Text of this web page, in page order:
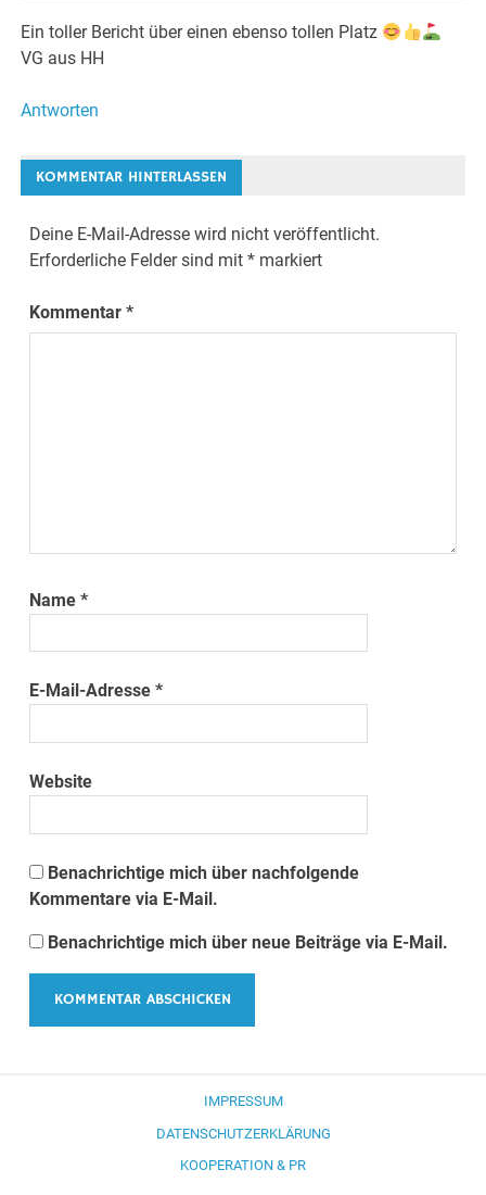
Ein toller Bericht über einen ebenso tollen Platz
VG aus HH
Antworten
KOMMENTAR HINTERLASSEN
Deine E-Mail-Adresse wird nicht veröffentlicht.
Erforderliche Felder sind mit* markiert
Kommentar*
Name*
E-Mail-Adresse*
Website
Benachrichtige mich über nachfolgende
Kommentare via E-Mail.
Benachrichtige mich über neue Beiträge via E-Mail.
IMPRESSUM
DATENSCHUTZERKLÄRUNG
KOOPERATION & PR